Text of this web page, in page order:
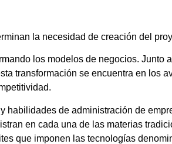
la necesidad de creación del
los modelos de negocios. Junto
transformación se encuentra en los
habilidades de administración de
en cada una de las materias
que imponen las tecnologías